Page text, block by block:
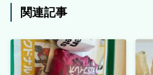
関連記事